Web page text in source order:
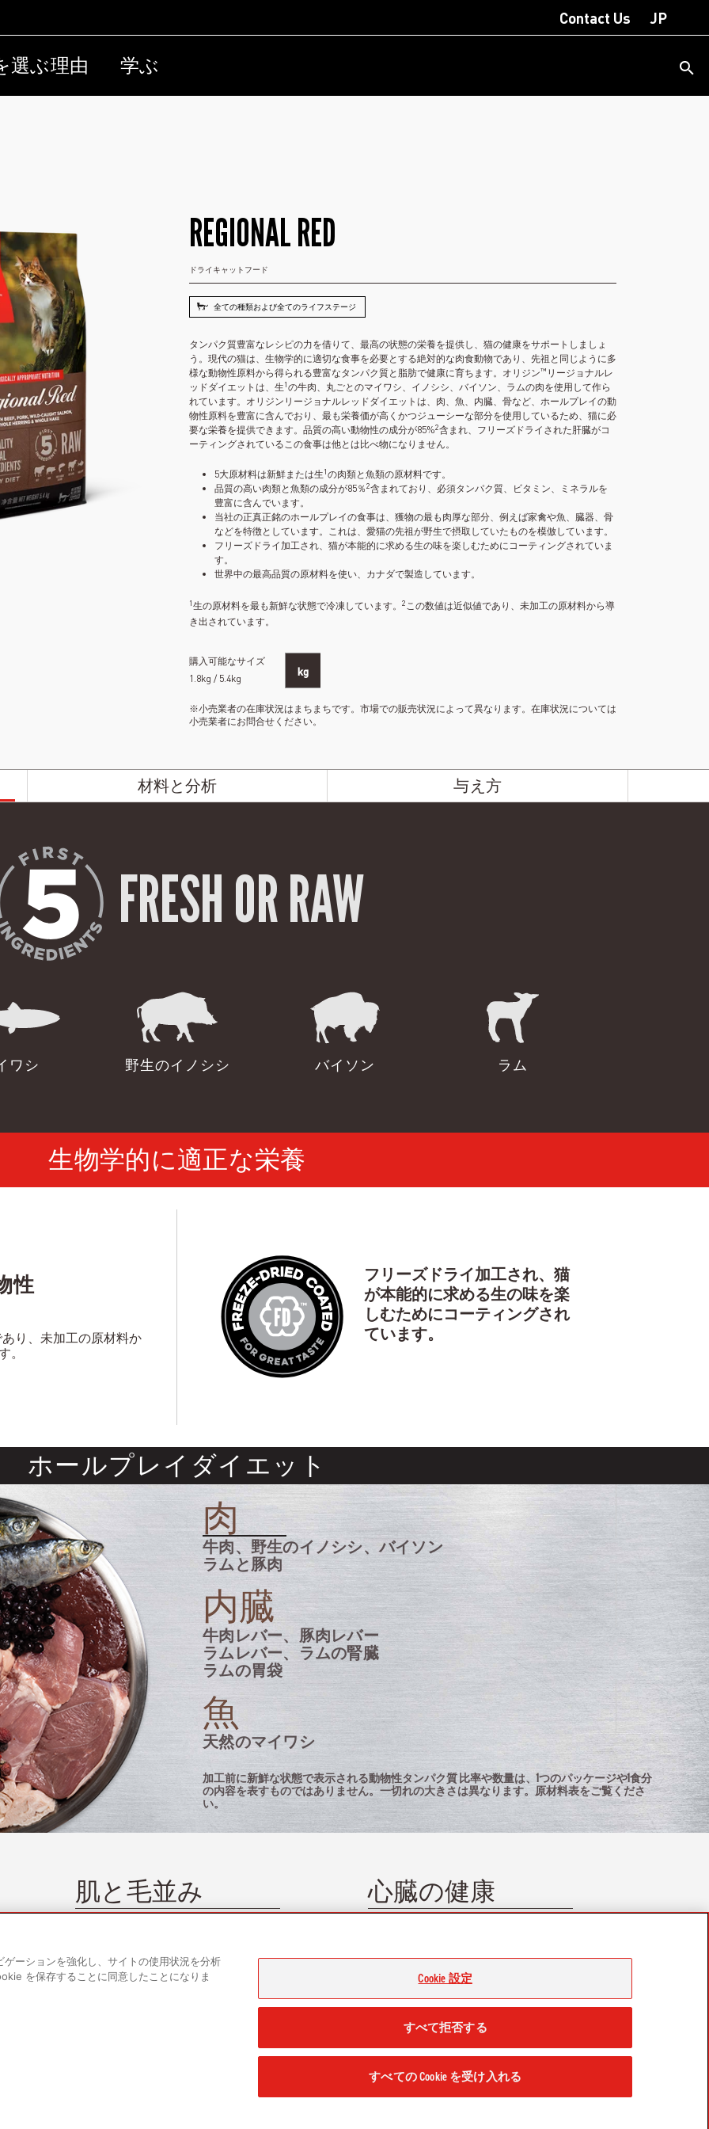
Contact Us JP
選ぶ理由 学ぶ
REGIONAL RED
ドライキャットフード
全ての種類および全てのライフステージ
タンパク質豊富なレシピの力を借りて、最高の状態の栄養を提供し、猫の健康をサポートしましょ
う。現代の猫は、生物学的に適切な食事を必要とする絶対的な肉食動物であり、先祖と同じように多
様な動物性原料から得られる豊富なタンパク質と脂肪で健康に育ちます。オリジン™ リージョナルレ
ッドダイエットは、生1の牛肉、丸ごとのマイワシ、イノシシ、バイソン、ラムの肉を使用して作ら
れています。オリジンリージョナルレッドダイエットは、肉、魚、内臓、骨など、ホールプレイの動
物性原料を豊富に含んでおり、最も栄養価が高くかつジューシーな部分を使用しているため、猫に必
要な栄養を提供できます。品質の高い動物性の成分が85%2含まれ、フリーズドライされた肝臓がコ
ーティングされているこの食事は他とは比べ物になりません。
5大原材料は新鮮または生1の肉類と魚類の原材料です。
品質の高い肉類と魚類の成分が85％2含まれており、必須タンパク質、ビタミン、ミネラルを
豊富に含んでいます。
当社の正真正銘のホールプレイの食事は、獲物の最も肉厚な部分、例えば家禽や魚、臓器、骨
などを特徴としています。これは、愛猫の先祖が野生で摂取していたものを模倣しています。
フリーズドライ加工され、猫が本能的に求める生の味を楽しむためにコーティングされていま
す。
世界中の最高品質の原材料を使い、カナダで製造しています。
1生の原材料を最も新鮮な状態で冷凍しています。 2この数値は近似値であり、未加工の原材料から導
き出されています。
購入可能なサイズ
1.8kg / 5.4kg
kg
※小売業者の在庫状況はまちまちです。市場での販売状況によって異なります。在庫状況については
小売業者にお問合せください。
材料と分析 与え方
FRESH OR RAW
ワシ 野生のイノシシ バイソン ラム
生物学的に適正な栄養
性
り、未加工の原材料か
。
フリーズドライ加工され、猫
が本能的に求める生の味を楽
しむためにコーティングされ
ています。
ホールプレイダイエット
肉
牛肉、野生のイノシシ、バイソン
ラムと豚肉
内臓
牛肉レバー、豚肉レバー
ラムレバー、ラムの腎臓
ラムの胃袋
魚
天然のマイワシ
加工前に新鮮な状態で表示される動物性タンパク質 比率や数量は、1つのパッケージや1食分
の内容を表すものではありません。一切れの大きさは異なります。原材料表をご覧くださ
い。
肌と毛並み 心臓の健康
連絡する
ーションを強化し、サイトの使用状況を分析
を保存することに同意したことになりま
Cookie 設定
すべて拒否する
すべての Cookie を受け入れる